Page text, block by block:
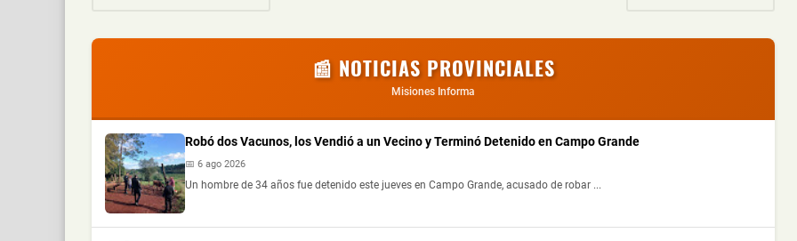
📰 NOTICIAS PROVINCIALES
Misiones Informa
Robó dos Vacunos, los Vendió a un Vecino y Terminó Detenido en Campo Grande
📅 6 ago 2026
Un hombre de 34 años fue detenido este jueves en Campo Grande, acusado de robar ...